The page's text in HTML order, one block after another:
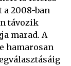
2008-ban
távozik
marad. A
hamarosan